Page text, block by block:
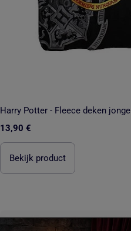
Harry Potter - Fleece deken
13,90 €
Bekijk product